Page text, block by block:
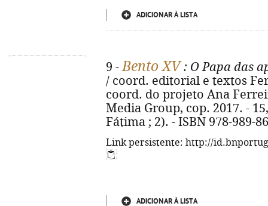
ADICIONAR À LISTA
9 -Bento XV : O Papa das
/ coord. editorial e textos
coord. do projeto Ana
Media Group, cop. 2017. -
Fátima ; 2). - ISBN 978-989-
Link persistente: http://
ADICIONAR À LISTA